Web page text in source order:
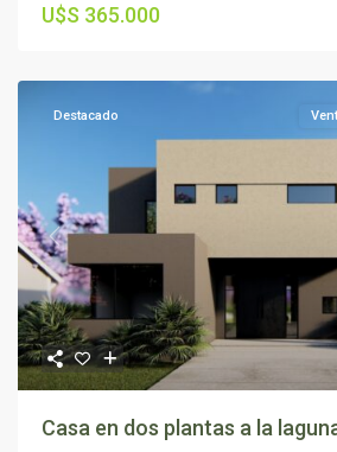
U$S 365.000
Previous
Destacado
Casa en dos plantas a la